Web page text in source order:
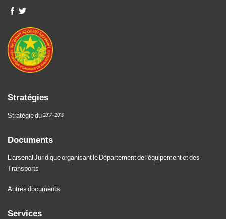
Stratégies
Stratégie du 2017-2018
Documents
L'arsenal Juridique organisant le Département de l'équipement et des
Transports
Autres documents
Services